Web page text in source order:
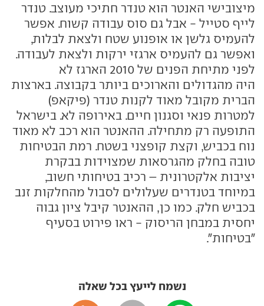
מיצובישי האנטר הוא טנדר חתיכי מעוצב. טנדר
לייף סטייל - אבל גם סוס עבודה קשוח. אפשר
להעמיס גלשן או אופנוע שטח ולצאת לבלות,
ואפשר גם להעמיס ארגזי ירקות ולצאת לעבודה.
לפני מתיחת הפנים של 2010 הארגז לא
היה מהגדולים והארוכים ביותר בקבוצה. בארצות
הברית מקובל מאוד לקנות טנדר (פיקאפ)
למטרות פנאי וסגנון חיים. באירופה לא. בישראל
התופעה רק מתחילה. ההאנטר הוא רכב לא מאוד
נוח בכביש, וקצת קופצני בשטח. רמת הבטיחות
טובה בחלק מהגרסאות שמצוידות בבקרת
יציבות אלקטרונית – רכיב בטיחותי חשוב,
במיוחד בטנדרים שעלולים לסבול מהחלקות זנב
בכביש חלק. כמו כן, ההאנטר קיבל ציון גבוה
יחסית במבחן הריסוק - ראו פירוט בסעיף
"בטיחות".
נשמח לייעץ בכל שאלה